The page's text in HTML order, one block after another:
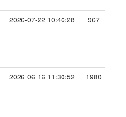
2026-07-22 10:46:28 967
2026-06-16 11:30:52 1980